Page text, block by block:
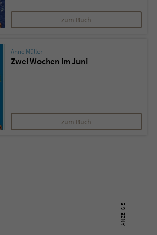
zum Buch
Anne Müller
Zwei Wochen im Juni
zum Buch
tx_pwcomments_ahash
Literatur-Couch Medien GmbH & Co. KG
fe_typo_user